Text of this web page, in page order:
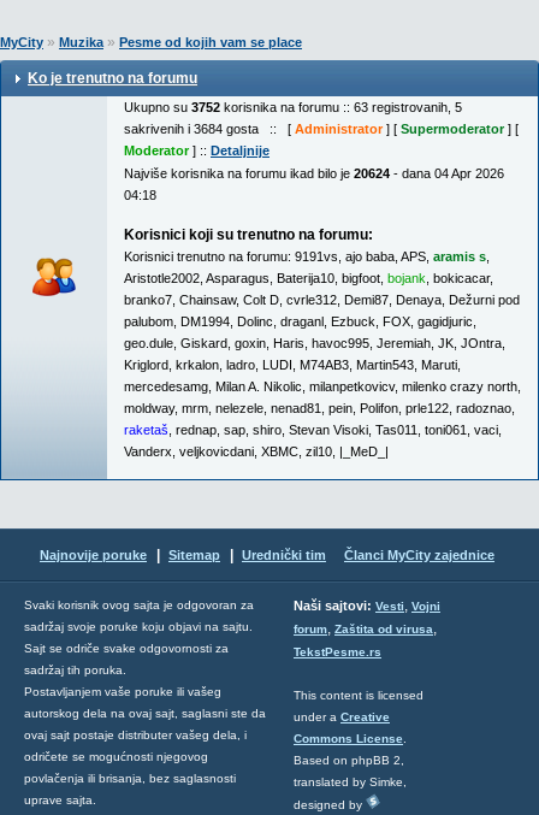
MyCity » Muzika» Pesme od kojih vam se place
Ko je trenutno na forumu
Ukupno su 3752 korisnika na forumu :: 63 registrovanih, 5
sakrivenih i 3684 gosta :: [ Administrator] [ Supermoderator] [
Moderator] :: Detaljnije
Najviše korisnika na forumu ikad bilo je 20624 - dana 04 Apr 2026
04:18
Korisnici koji su trenutno na forumu:
Korisnici trenutno na forumu: 9191vs ajo baba APS aramis s
Aristotle2002 Asparagus Baterija10 bigfoot bojank bokicacar,
branko7 Chainsaw, Colt D cvrle312 Demi87 Denaya Dežurni pod
palubom DM1994 Dolinc draganl Ezbuck FOX gagidjuric
geo.dule Giskard goxin Haris havoc995 Jeremiah JK JOntra
Kriglord krkalon ladro LUDI M74AB3 Martin543 Maruti
mercedesamg Milan A. Nikolic milanpetkovicv, milenko crazy north
moldway, mrm nelezele nenad81 pein Polifon prle122 radoznao
raketaš rednap sap shiro Stevan Visoki Tas011 toni061 vaci
Vanderx veljkovicdani XBMC zil10 |_MeD_|
Najnovije poruke Sitemap Urednički tim Članci MyCity zajednice
Svaki korisnik ovog sajta je odgovoran za
sadržaj svoje poruke koju objavi na sajtu.
Sajt se odriče svake odgovornosti za
sadržaj tih poruka.
Postavljanjem vaše poruke ili vašeg
autorskog dela na ovaj sajt, saglasni ste da
ovaj sajt postaje distributer vašeg dela, i
odričete se mogućnosti njegovog
povlačenja ili brisanja, bez saglasnosti
uprave sajta.
Naši sajtovi: Vesti, Vojni
forum, Zaštita od virusa,
TekstPesme.rs
This content is licensed
under a Creative
Commons License
Based on phpBB 2,
translated by Simke,
designed by